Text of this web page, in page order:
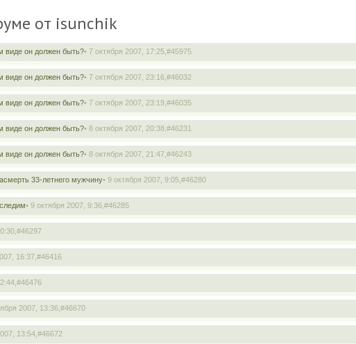
от isunchik
виде он должен быть?• 7 октября 2007, 17:25, #45975
виде он должен быть?• 7 октября 2007, 23:16, #46032
виде он должен быть?• 7 октября 2007, 23:19, #46035
виде он должен быть?• 8 октября 2007, 20:38, #46231
виде он должен быть?• 8 октября 2007, 21:47, #46243
33-летнего мужчину• 9 октября 2007, 9:05, #46280
• 9 октября 2007, 9:36, #46285
#46297
16:37, #46416
#46476
2007, 13:36, #46670
13:54, #46672